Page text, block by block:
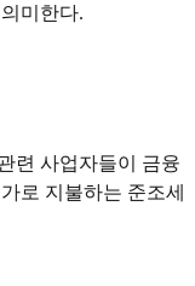
미한다.
련 사업자들이 금융
로 지불하는 준조세